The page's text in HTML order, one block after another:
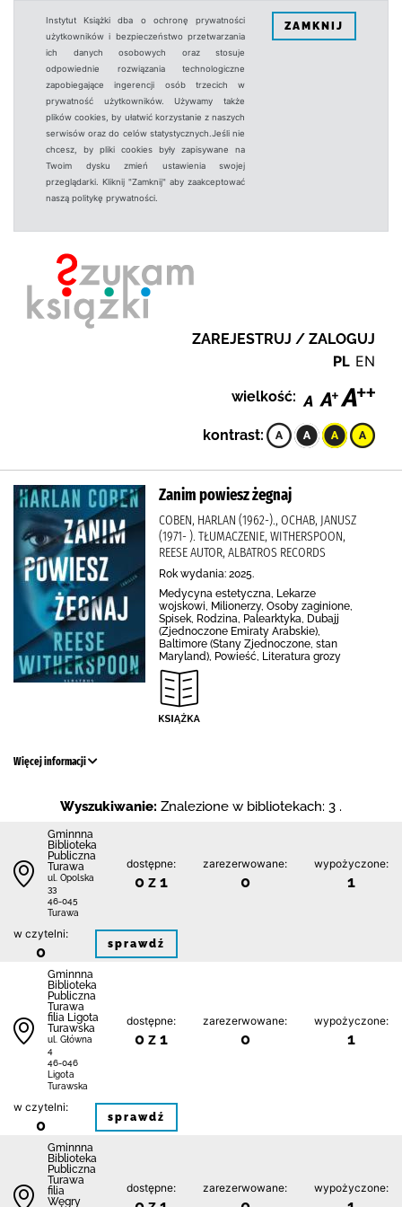
Instytut Książki dba o ochronę prywatności
użytkowników i bezpieczeństwo przetwarzania
ich danych osobowych oraz stosuje
odpowiednie rozwiązania technologiczne
zapobiegające ingerencji osób trzecich w
prywatność użytkowników. Używamy także
plików cookies, by ułatwić korzystanie z naszych
serwisów oraz do celów statystycznych.Jeśli nie
chcesz, by pliki cookies były zapisywane na
Twoim dysku zmień ustawienia swojej
przeglądarki. Kliknij "Zamknij" aby zaakceptować
naszą politykę prywatności.
ZAMKNIJ
ZAREJESTRUJ / ZALOGUJ
PL EN
wielkość:
kontrast:
Zanim powiesz żegnaj
COBEN, HARLAN (1962-)., OCHAB, JANUSZ
(1971- ). TŁUMACZENIE, WITHERSPOON,
REESE AUTOR, ALBATROS RECORDS
Rok wydania: 2025.
Medycyna estetyczna, Lekarze
wojskowi, Milionerzy, Osoby zaginione,
Spisek, Rodzina, Palearktyka, Dubajj
(Zjednoczone Emiraty Arabskie),
Baltimore (Stany Zjednoczone, stan
Maryland), Powieść, Literatura grozy
Więcej informacji
Wyszukiwanie: Znalezione w bibliotekach: 3 .
Gminnna
Biblioteka
Publiczna
Turawa
ul. Opolska
33
46-045
Turawa
dostępne:
0 z 1
zarezerwowane:
0
wypożyczone:
1
w czytelni:
0 sprawdź
Gminnna
Biblioteka
Publiczna
Turawa
filia Ligota
Turawska
ul. Główna
4
46-046
Ligota
Turawska
dostępne:
0 z 1
zarezerwowane:
0
wypożyczone:
1
w czytelni:
0 sprawdź
Gminnna
Biblioteka
Publiczna
Turawa
filia
Węgry
dostępne: zarezerwowane: wypożyczone: